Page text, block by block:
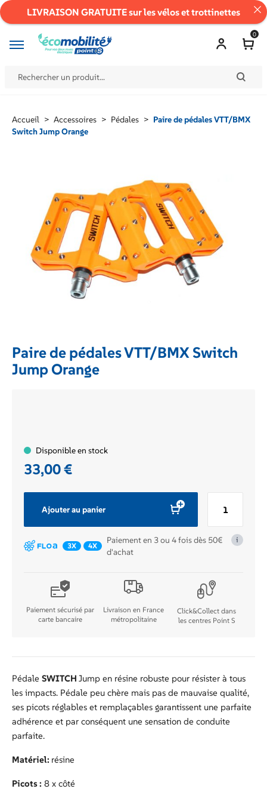
0
Accueil > Accessoires > Pédales > Paire de pédales VTT/BMX
Switch Jump Orange
Paire de pédales VTT/BMX Switch
Jump Orange
33,00€
Disponible en stock
Ajouter au panier
Paire
de
Switch
Jump
Orange
i
3X 4X
Paiement en 3 ou 4 fois dès 50€
d'achat
Paiement sécurisé par
carte bancaire
Livraison en France
métropolitaine
Click&Collect dans
les centres Point S
Pédale SWITCH Jump en résine robuste pour résister à tous
les impacts. Pédale peu chère mais pas de mauvaise qualité,
ses picots réglables et remplaçables garantissent une parfaite
adhérence et par conséquent une sensation de conduite
parfaite.
Matériel: résine
Picots : 8 x côté
LIVRAISON GRATUITE sur les vélos et trottinettes